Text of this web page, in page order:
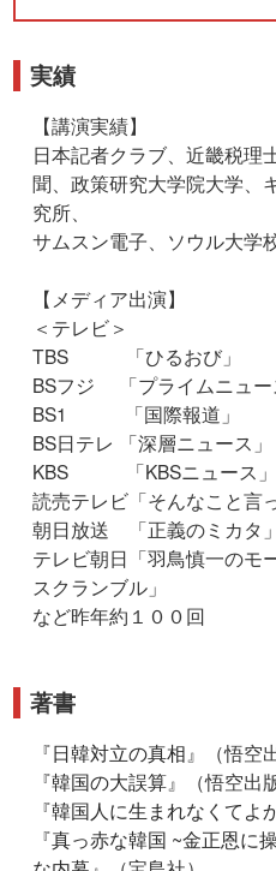
実績
【講演実績】
日本記者クラブ、近畿税理
聞、政策研究大学院大学、
究所、
サムスン電子、ソウル大学
【メディア出演】
＜テレビ＞
TBS 「ひるおび」
BSフジ 「プライムニュー
BS1 「国際報道」
BS日テレ 「深層ニュース」
KBS 「KBSニュース」
読売テレビ「そんなこと言
朝日放送 「正義のミカタ」
テレビ朝日「羽鳥慎一のモ
スクランブル」
など昨年約１００回
著書
『日韓対立の真相 』（悟空
『韓国の大誤算』（悟空出
『韓国人に生まれなくてよ
『真っ赤な韓国 ~金正恩に